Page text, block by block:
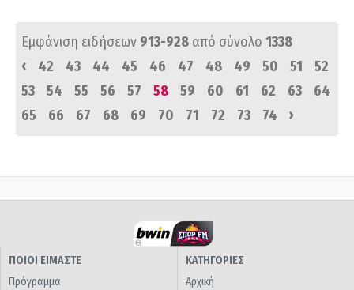
Εμφάνιση ειδήσεων 913-928 από σύνολο 1338
‹
42 43 44 45 46 47 48 49 50 51
52
53
54 55 56 57 58 59 60 61 62 63
64
65
66 67 68 69 70 71 72 73 74 ›
ΠΟΙΟΙ ΕΙΜΑΣΤΕ
Πρόγραμμα
ΚΑΤΗΓΟΡΙΕΣ
Αρχική